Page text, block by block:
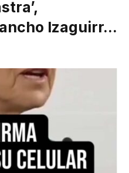
Izaguirr…